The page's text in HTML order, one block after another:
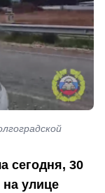
сегодня, 30
улице